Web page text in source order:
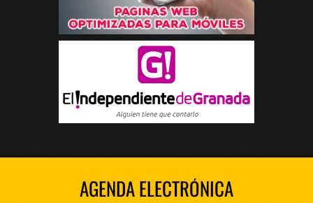
AGENDA ELECTRÓNICA